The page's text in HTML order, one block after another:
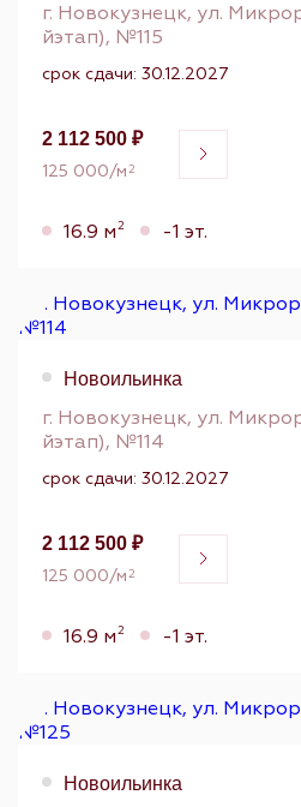
г. Новокузнецк, ул.
йэтап), №115
срок сдачи: 30.12.2027
2 112 500 ₽
125 000/м2
16.9 м2 -1 эт.
Новоильинка
г. Новокузнецк, ул.
йэтап), №114
срок сдачи: 30.12.2027
2 112 500 ₽
125 000/м2
16.9 м2 -1 эт.
Новоильинка